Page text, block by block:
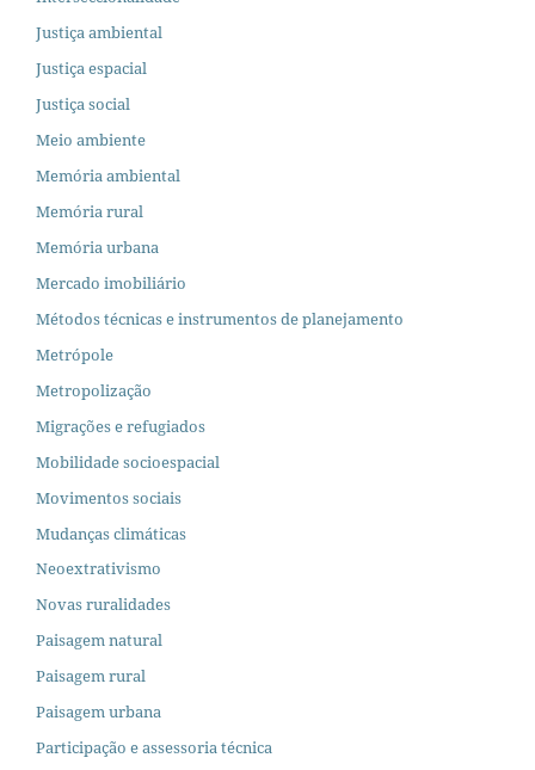
Justiça ambiental
Justiça espacial
Justiça social
Meio ambiente
Memória ambiental
Memória rural
Memória urbana
Mercado imobiliário
Métodos técnicas e instrumentos de planejamento
Metrópole
Metropolização
Migrações e refugiados
Mobilidade socioespacial
Movimentos sociais
Mudanças climáticas
Neoextrativismo
Novas ruralidades
Paisagem natural
Paisagem rural
Paisagem urbana
Participação e assessoria técnica